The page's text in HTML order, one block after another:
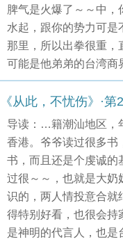
脾气是火爆了～～中
水起，跟你的势力可是
那里，所以出拳很重，
可能是他弟弟的台湾
《从此，不忧伤》·
导读：…籍潮汕地区，
香港。爷爷读过很多书
书，而且还是个虔诚的
过很～～，也就是大奶
识的，两人情投意合就
得特别好看，也很会持
是神明的代言人，也是